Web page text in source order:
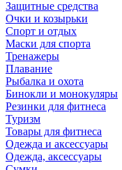
Защитные средства
Очки и козырьки
Спорт и отдых
Маски для спорта
Тренажеры
Плавание
Рыбалка и охота
Бинокли и монокуляры
Резинки для фитнеса
Туризм
Товары для фитнеса
Одежда и аксессуары
Одежда, аксессуары